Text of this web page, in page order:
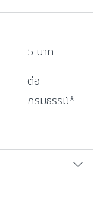
5 บาท
ต่อ
กรมธรรม์*